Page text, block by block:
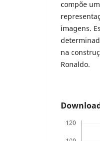
compõe
imagens.
na
Ronaldo.